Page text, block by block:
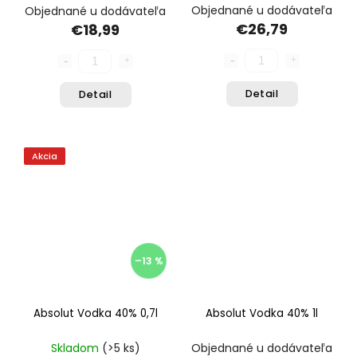
Objednané u dodávateľa
€18,99
Detail
Objednané u dodávateľa
€26,79
Detail
Akcia
–13 %
Absolut Vodka 40% 0,7l
Skladom (>5 ks)
Absolut Vodka 40% 1l
Objednané u dodávateľa